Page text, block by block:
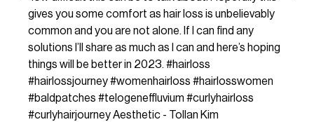
gives you some comfort as hair loss is unbelievably
common and you are not alone. If I can find any
solutions I’ll share as much as I can and here’s hoping
things will be better in 2023. #hairloss
#hairlossjourney#womenhairloss #hairlosswomen
#baldpatches #telogeneffluvium #curlyhairloss
#curlyhairjourneyAesthetic - Tollan Kim